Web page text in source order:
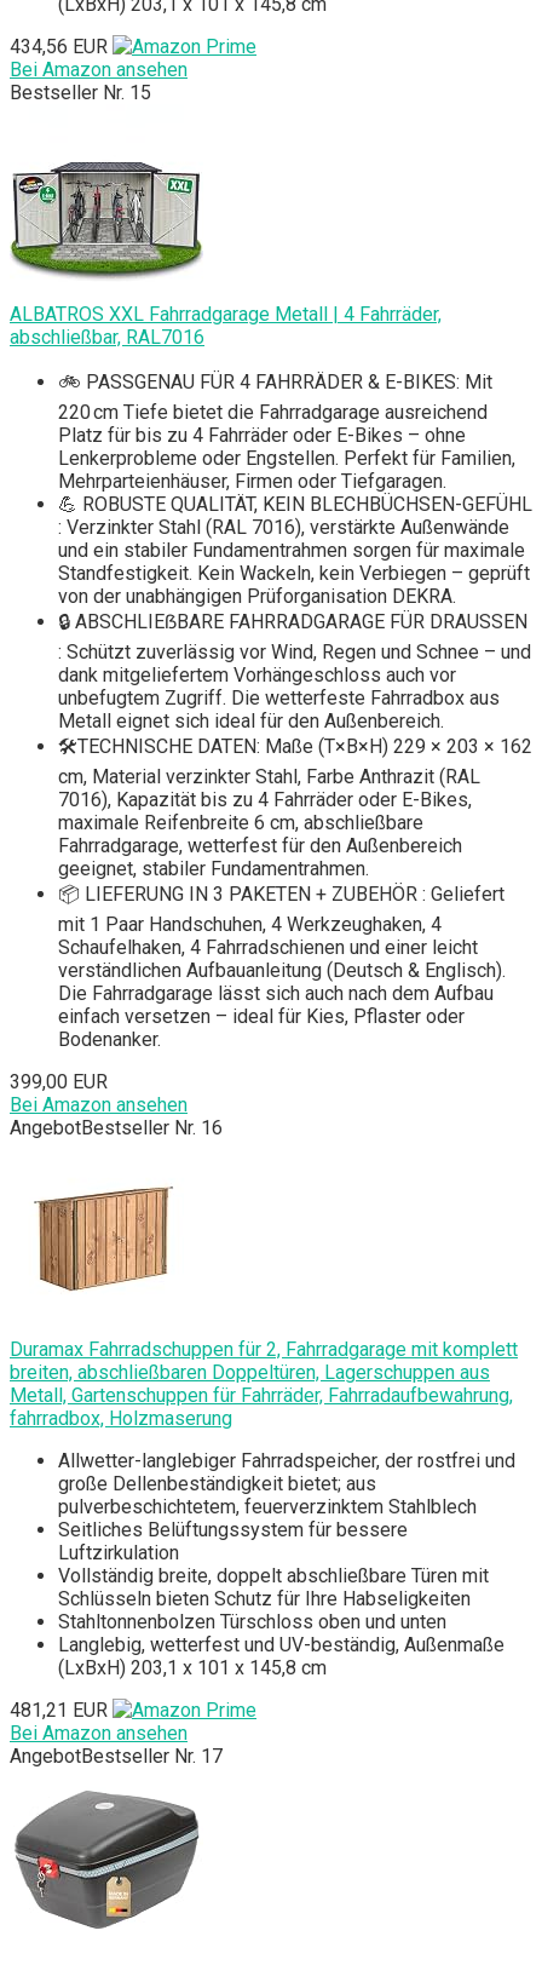
434,56 EUR
Bei Amazon ansehen
Bestseller Nr. 15
ALBATROS XXL Fahrradgarage Metall | 4 Fahrräder,
abschließbar, RAL7016
🚲 PASSGENAU FÜR 4 FAHRRÄDER & E-BIKES: Mit
220 cm Tiefe bietet die Fahrradgarage ausreichend
Platz für bis zu 4 Fahrräder oder E-Bikes – ohne
Lenkerprobleme oder Engstellen. Perfekt für Familien,
Mehrparteienhäuser, Firmen oder Tiefgaragen.
💪 ROBUSTE QUALITÄT, KEIN BLECHBÜCHSEN-GEFÜHL
: Verzinkter Stahl (RAL 7016), verstärkte Außenwände
und ein stabiler Fundamentrahmen sorgen für maximale
Standfestigkeit. Kein Wackeln, kein Verbiegen – geprüft
von der unabhängigen Prüforganisation DEKRA.
🔒 ABSCHLIEẞBARE FAHRRADGARAGE FÜR DRAUSSEN
: Schützt zuverlässig vor Wind, Regen und Schnee – und
dank mitgeliefertem Vorhängeschloss auch vor
unbefugtem Zugriff. Die wetterfeste Fahrradbox aus
Metall eignet sich ideal für den Außenbereich.
🛠️TECHNISCHE DATEN: Maße (T×B×H) 229 × 203 × 162
cm, Material verzinkter Stahl, Farbe Anthrazit (RAL
7016), Kapazität bis zu 4 Fahrräder oder E-Bikes,
maximale Reifenbreite 6 cm, abschließbare
Fahrradgarage, wetterfest für den Außenbereich
geeignet, stabiler Fundamentrahmen.
📦 LIEFERUNG IN 3 PAKETEN + ZUBEHÖR : Geliefert
mit 1 Paar Handschuhen, 4 Werkzeughaken, 4
Schaufelhaken, 4 Fahrradschienen und einer leicht
verständlichen Aufbauanleitung (Deutsch & Englisch).
Die Fahrradgarage lässt sich auch nach dem Aufbau
einfach versetzen – ideal für Kies, Pflaster oder
Bodenanker.
399,00 EUR
Bei Amazon ansehen
AngebotBestseller Nr. 16
Duramax Fahrradschuppen für 2, Fahrradgarage mit komplett
breiten, abschließbaren Doppeltüren, Lagerschuppen aus
Metall, Gartenschuppen für Fahrräder, Fahrradaufbewahrung,
fahrradbox, Holzmaserung
Allwetter-langlebiger Fahrradspeicher, der rostfrei und
große Dellenbeständigkeit bietet; aus
pulverbeschichtetem, feuerverzinktem Stahlblech
Seitliches Belüftungssystem für bessere
Luftzirkulation
Vollständig breite, doppelt abschließbare Türen mit
Schlüsseln bieten Schutz für Ihre Habseligkeiten
Stahltonnenbolzen Türschloss oben und unten
Langlebig, wetterfest und UV-beständig, Außenmaße
(LxBxH) 203,1 x 101 x 145,8 cm
481,21 EUR
Bei Amazon ansehen
AngebotBestseller Nr. 17